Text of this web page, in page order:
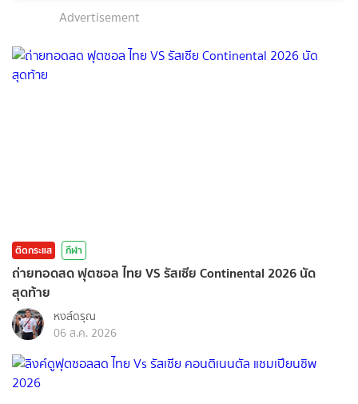
Advertisement
ติดกระแส กีฬา
ถ่ายทอดสด ฟุตซอล ไทย VS รัสเซีย Continental 2026 นัด
สุดท้าย
หงส์ดรุณ
06 ส.ค. 2026